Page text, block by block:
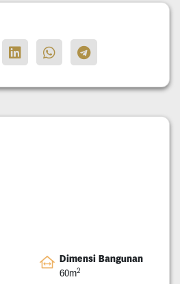
Dimensi Bangunan
60m2